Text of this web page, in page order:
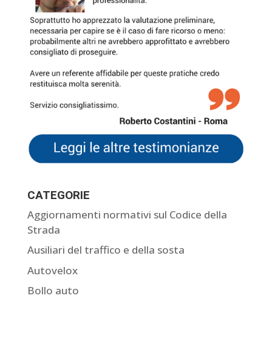
CATEGORIE
Aggiornamenti normativi sul Codice della
Strada
Ausiliari del traffico e della sosta
Autovelox
Bollo auto